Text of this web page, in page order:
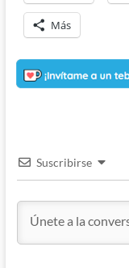
Más
Suscribirse